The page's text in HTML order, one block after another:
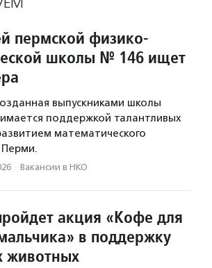
пермской физико-
школы № 146 ищет
выпускниками школы
поддержкой талантливых
математического
Перми.
· Вакансии в НКО
акция «Кофе для
в поддержку
животных